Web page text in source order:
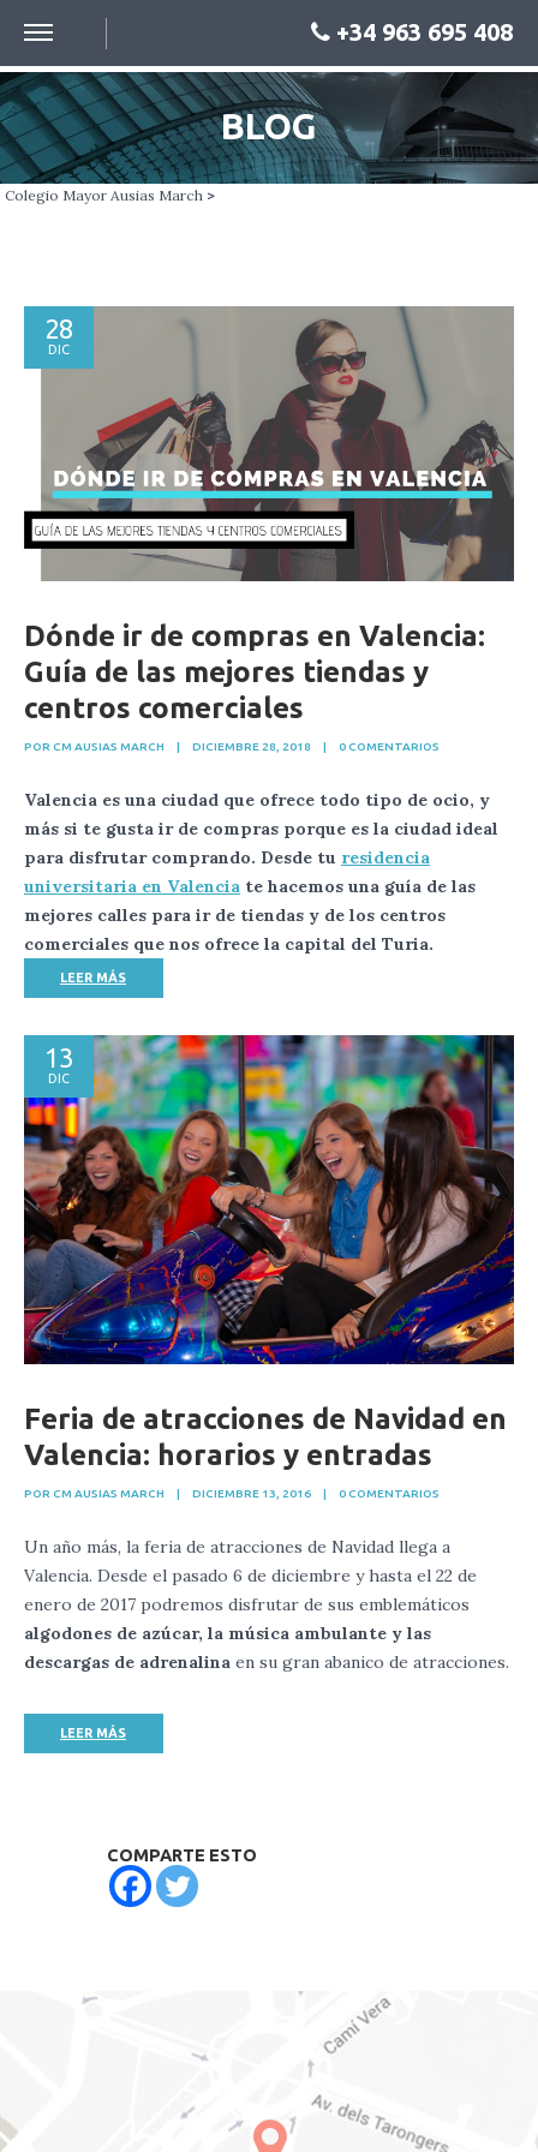
+34 963 695 408
BLOG
Colegio Mayor Ausias March >
28
DIC
Dónde ir de compras en Valencia:
Guía de las mejores tiendas y
centros comerciales
POR CM AUSIAS MARCH DICIEMBRE 28, 2018 0 COMENTARIOS
Valencia es una ciudad que ofrece todo tipo de ocio, y
más si te gusta ir de compras porque es la ciudad ideal
para disfrutar comprando. Desde tu residencia
universitaria en Valencia te hacemos una guía de las
mejores calles para ir de tiendas y de los centros
comerciales que nos ofrece la capital del Turia.
LEER MÁS
13
DIC
Feria de atracciones de Navidad en
Valencia: horarios y entradas
POR CM AUSIAS MARCH | DICIEMBRE 13, 2016 | 0 COMENTARIOS
Un año más, la feria de atracciones de Navidad llega a
Valencia. Desde el pasado 6 de diciembre y hasta el 22 de
enero de 2017 podremos disfrutar de sus emblemáticos
algodones de azúcar, la música ambulante y las
descargas de adrenalina en su gran abanico de atracciones.
LEER MÁS
COMPARTE ESTO